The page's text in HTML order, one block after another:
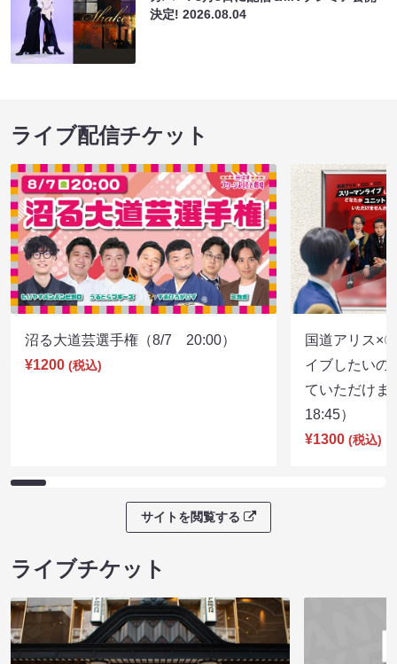
決定!2026.08.04
ライブ配信チケット
沼る大道芸選手権（8/7 20:00）
¥1200 (税込)
国道アリス×
イブしたいの
ていただけ
18:45）
¥1300 (税込)
サイトを閲覧する
ライブチケット